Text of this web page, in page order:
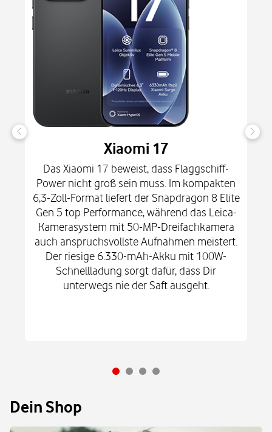
Xiaomi 17
Das Xiaomi 17 beweist, dass Flaggschiff-
Power nicht groß sein muss. Im kompakten
6,3-Zoll-Format liefert der Snapdragon 8 Elite
Gen 5 top Performance, während das Leica-
Kamerasystem mit 50-MP-Dreifachkamera
auch anspruchsvollste Aufnahmen meistert.
Der riesige 6.330-mAh-Akku mit 100W-
Schnellladung sorgt dafür, dass Dir
unterwegs nie der Saft ausgeht.
Dein Shop